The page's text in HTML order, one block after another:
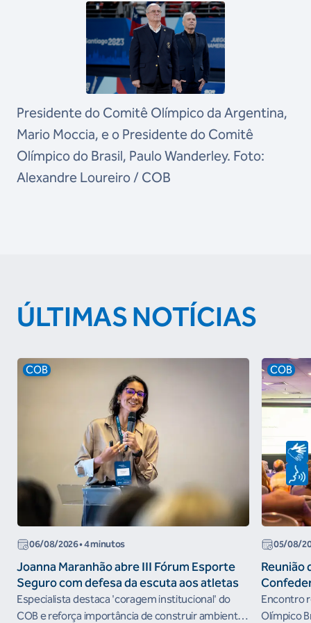
Presidente do Comitê Olímpico da Argentina,
Mario Moccia, e o Presidente do Comitê
Olímpico do Brasil, Paulo Wanderley. Foto:
Alexandre Loureiro / COB
ÚLTIMAS NOTÍCIAS
COB
06/08/2026• 4 minutos
Joanna Maranhão abre III Fórum Esporte
Seguro com defesa da escuta aos atletas
Especialista destaca 'coragem institucional' do
COB e reforça importância de construir ambientes
COB
05/08/
Reunião
the
Encontro
Olímpico